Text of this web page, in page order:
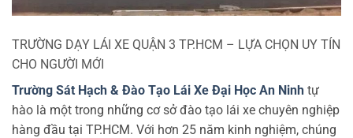
TRƯỜNG DẠY LÁI XE QUẬN 3 TP.HCM – LỰA CHỌN UY TÍN
CHO NGƯỜI MỚI
Trường Sát Hạch & Đào Tạo Lái Xe Đại Học An Ninh tự
hào là một trong những cơ sở đào tạo lái xe chuyên nghiệp
hàng đầu tại TP.HCM. Với hơn 25 năm kinh nghiệm, chúng